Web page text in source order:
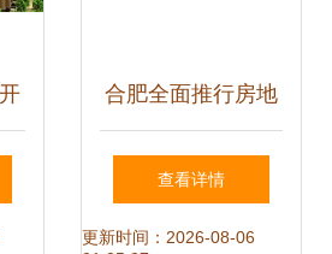
合肥全面推行房地
产开发企业资质电
子证照 提升物业管
查看详情
更新时间：2026-08-06